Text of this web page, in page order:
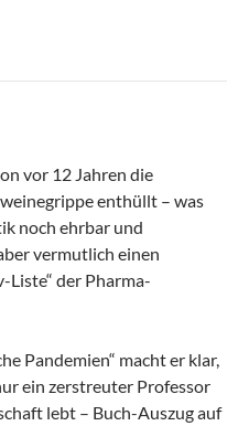
vor 12 Jahren die
enthüllt – was
noch ehrbar und
vermutlich einen
Liste“ der Pharma-
Pandemien“ macht er klar,
ein zerstreuter Professor
lebt – Buch-Auszug auf